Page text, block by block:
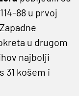
88 u prvoj
u drugom
najbolji
s 31 košem i